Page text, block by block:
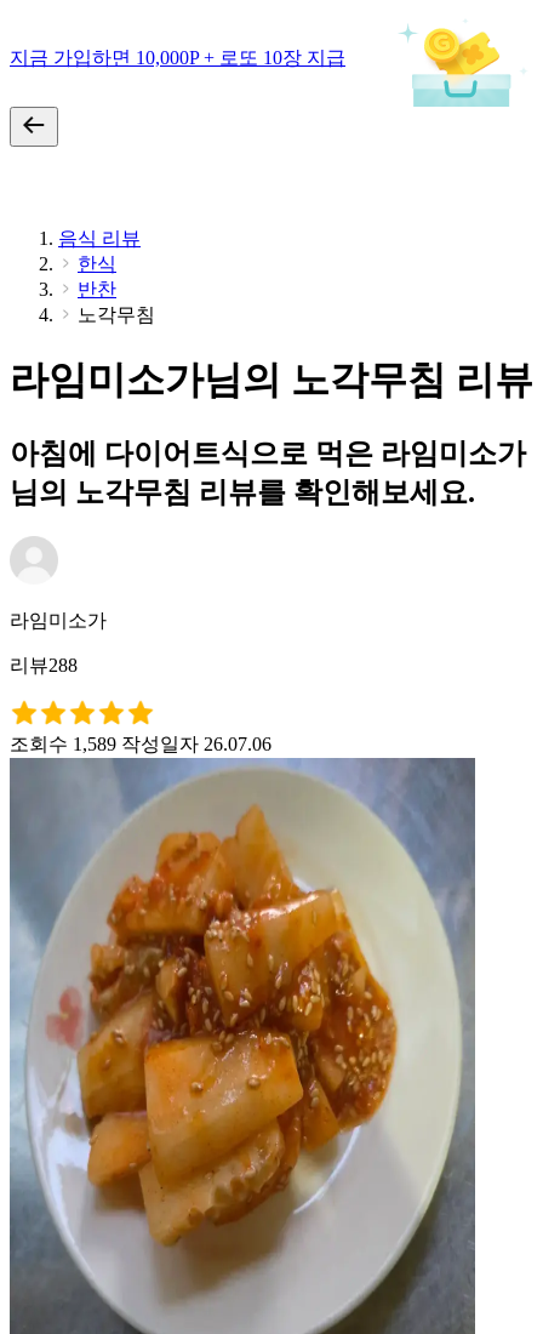
지금 가입하면 10,000P + 로또 10장 지급
음식 리뷰
한식
반찬
노각무침
라임미소가님의 노각무침 리뷰
아침에 다이어트식으로 먹은 라임미소가
님의 노각무침 리뷰를 확인해보세요.
라임미소가
리뷰288
조회수 1,589 작성일자 26.07.06